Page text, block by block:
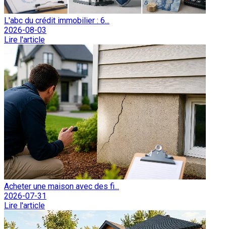
L'abc du crédit immobilier : 6...
2026-08-03
Lire l'article
Acheter une maison avec des fi...
2026-07-31
Lire l'article